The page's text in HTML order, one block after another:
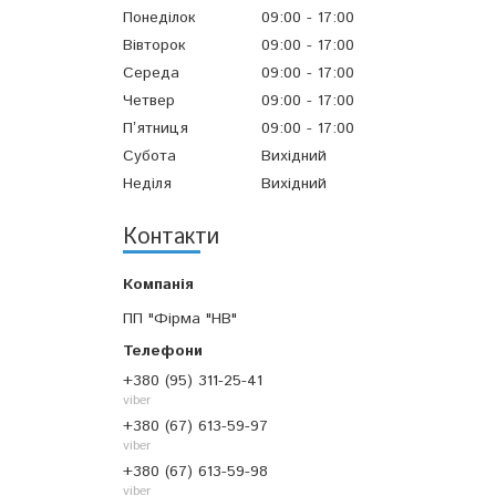
Понеділок 09:00
17:00
Вівторок
09:00
17:00
Середа
09:00
17:00
Четвер
09:00
17:00
Пʼятниця
09:00
17:00
Субота
Вихідний
Неділя
Вихідний
Контакти
ПП "Фірма "НВ"
+380 (95) 311-25-41
viber
+380 (67) 613-59-97
viber
+380 (67) 613-59-98
viber